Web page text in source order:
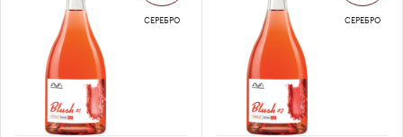
СЕРЕБРО СЕРЕБРО